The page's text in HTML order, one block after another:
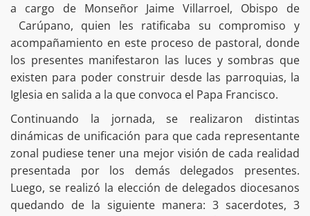
a cargo de Monseñor Jaime Villarroel, Obispo de
Carúpano, quien les ratificaba su compromiso y
acompañamiento en este proceso de pastoral, donde
los presentes manifestaron las luces y sombras que
existen para poder construir desde las parroquias, la
Iglesia en salida a la que convoca el Papa Francisco.
Continuando la jornada, se realizaron distintas
dinámicas de unificación para que cada representante
zonal pudiese tener una mejor visión de cada realidad
presentada por los demás delegados presentes.
Luego, se realizó la elección de delegados diocesanos
quedando de la siguiente manera: 3 sacerdotes, 3